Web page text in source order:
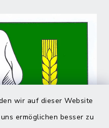
wir auf dieser Website
ermöglichen besser zu